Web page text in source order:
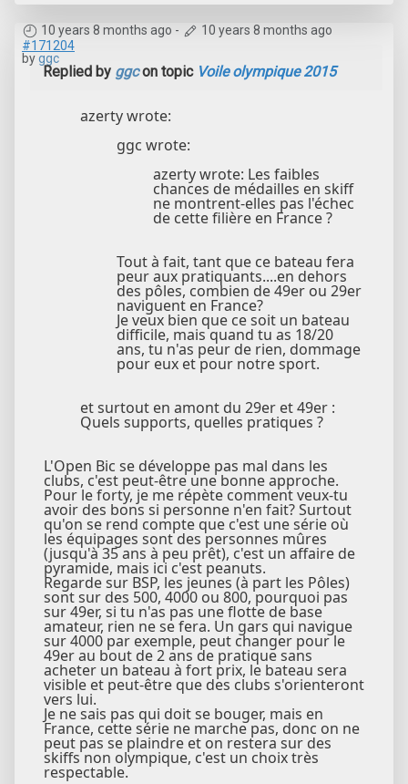
10 years 8 months ago -
10 years 8 months ago
#171204
byggc
Replied by ggcon topic Voile olympique 2015
azerty wrote:
ggc wrote:
azerty wrote: Les faibles
chances de médailles en skiff
ne montrent-elles pas l'échec
de cette filière en France ?
Tout à fait, tant que ce bateau fera
peur aux pratiquants....en dehors
des pôles, combien de 49er ou 29er
naviguent en France?
Je veux bien que ce soit un bateau
difficile, mais quand tu as 18/20
ans, tu n'as peur de rien, dommage
pour eux et pour notre sport.
et surtout en amont du 29er et 49er :
Quels supports, quelles pratiques ?
L'Open Bic se développe pas mal dans les
clubs, c'est peut-être une bonne approche.
Pour le forty, je me répète comment veux-tu
avoir des bons si personne n'en fait? Surtout
qu'on se rend compte que c'est une série où
les équipages sont des personnes mûres
(jusqu'à 35 ans à peu prêt), c'est un affaire de
pyramide, mais ici c'est peanuts.
Regarde sur BSP, les jeunes (à part les Pôles)
sont sur des 500, 4000 ou 800, pourquoi pas
sur 49er, si tu n'as pas une flotte de base
amateur, rien ne se fera. Un gars qui navigue
sur 4000 par exemple, peut changer pour le
49er au bout de 2 ans de pratique sans
acheter un bateau à fort prix, le bateau sera
visible et peut-être que des clubs s'orienteront
vers lui.
Je ne sais pas qui doit se bouger, mais en
France, cette série ne marche pas, donc on ne
peut pas se plaindre et on restera sur des
skiffs non olympique, c'est un choix très
respectable.